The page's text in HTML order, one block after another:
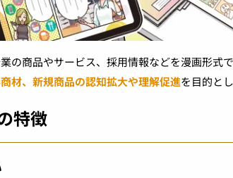
の商品やサービス、採用情報などを漫画形式
材、新規商品の認知拡大や理解促進を目的と
特徴